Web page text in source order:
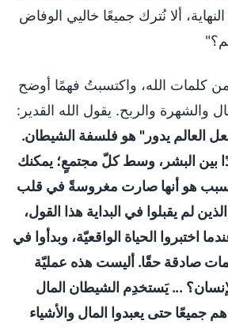
ألا نُترك جميعًا خاليي الوفاض
من كلمات الله، واكتسبتُ فهمًا أوضح
والشهرة والربح. يقول الله القدير:
العالم يدور" هو فلسفة الشيطان.
بين البشر، وسط كلّ مجتمعٍ؛ يمكنك
هو أنها صارت مغروسةً في قلب
لم يقبلوا في البداية هذا القول،
اختبروا الحياة الواقعيّة، وبدأوا في
صادقة حقًا. أليست هذه عمليّة
... يَستخدِم الشيطان المال
جميعًا حتى يعبدوا المال والأشياء